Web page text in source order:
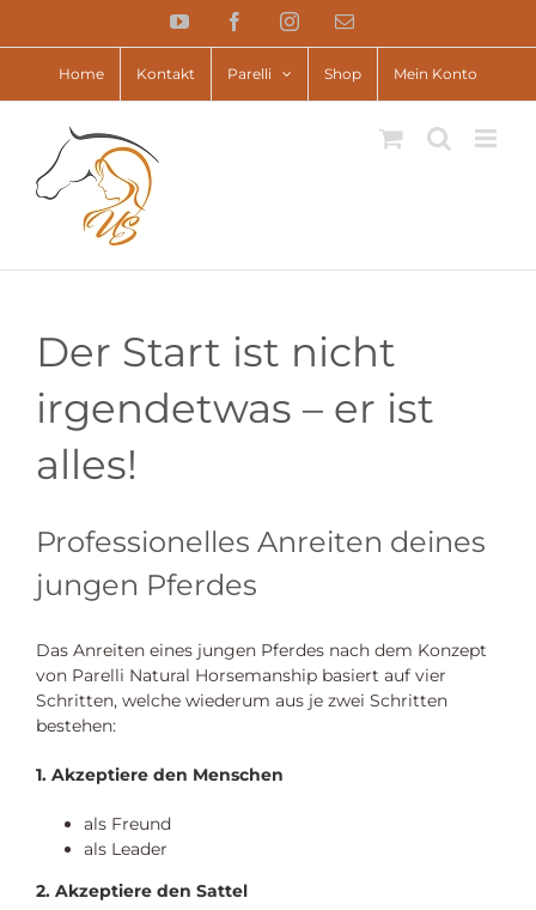
YouTube FacebookInstagram
E-
Home Kontakt Parelli Shop Mein Konto
Der Start ist nicht
irgendetwas – er ist
alles!
Professionelles Anreiten deines
jungen Pferdes
Das Anreiten eines jungen Pferdes nach dem Konzept
von Parelli Natural Horsemanship basiert auf vier
Schritten, welche wiederum aus je zwei Schritten
bestehen:
1. Akzeptiere den Menschen
als Freund
als Leader
2. Akzeptiere den Sattel